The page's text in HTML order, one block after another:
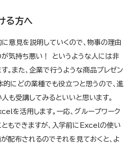
る方へ
意見を説明していくので、物事の理由
気持ち悪い！ というような人には非
。また、企業で行うような商品プレゼン
的にどの業種でも役立つと思うので、進
も受講してみるといいと思います。
を活用します。一応、グループワーク
もできますが、入学前にExcelの使い
配布されるのでそれを見ておくと、よ